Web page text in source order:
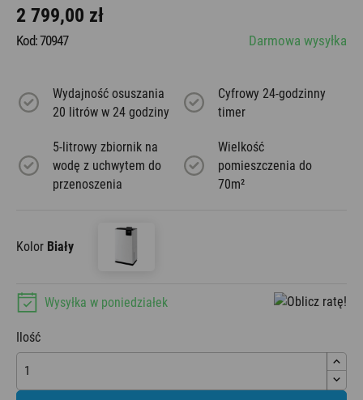
2 799,00 zł
Kod: 70947 Darmowa wysyłka
Wydajność osuszania
20 litrów w 24 godziny
Cyfrowy 24-godzinny
timer
5-litrowy zbiornik na
wodę z uchwytem do
przenoszenia
Wielkość
pomieszczenia do
70m²
Kolor Biały
Wysyłka w poniedziałek
Ilość